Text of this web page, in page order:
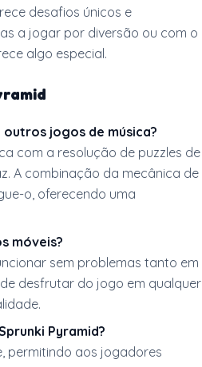
desafios únicos e
a jogar por diversão ou com o
algo especial.
jogos de música?
com a resolução de puzzles de
A combinação da mecânica de
o, oferecendo uma
móveis?
sem problemas tanto em
desfrutar do jogo em qualquer
Pyramid?
permitindo aos jogadores